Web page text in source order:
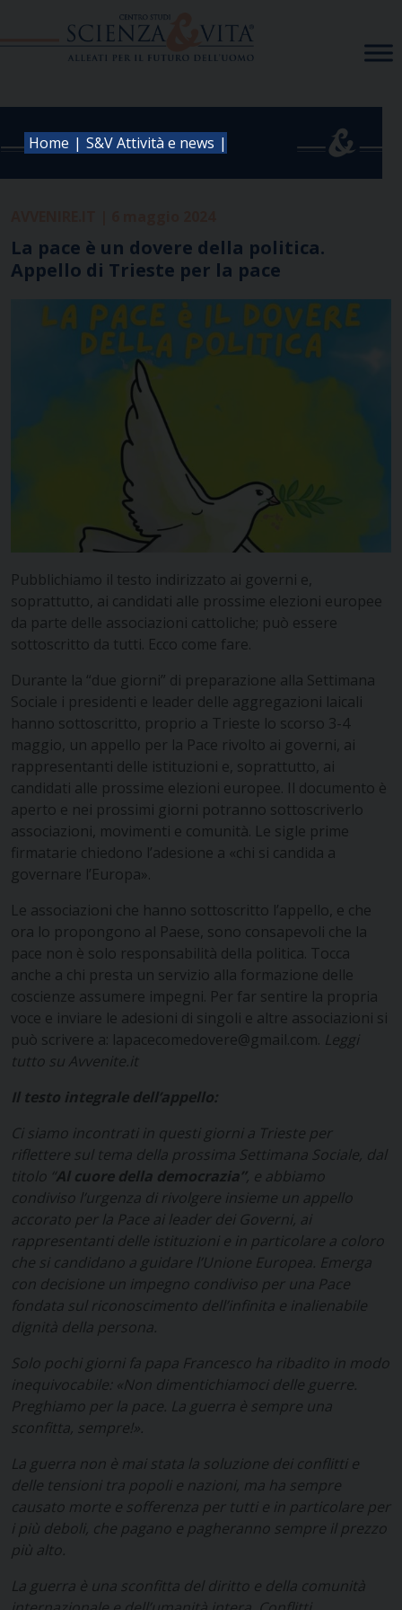
Home | S&V Attività e news |
La pace è un dovere della politica.
Appello di Trieste per la pace
Pubblichiamo il testo indirizzato ai governi e,
soprattutto, ai candidati alle prossime elezioni europee
da parte delle associazioni cattoliche; può essere
sottoscritto da tutti. Ecco come fare.
Durante la “due giorni” di preparazione alla Settimana
Sociale i presidenti e leader delle aggregazioni laicali
hanno sottoscritto, proprio a Trieste lo scorso 3-4
maggio, un appello per la Pace rivolto ai governi, ai
rappresentanti delle istituzioni e, soprattutto, ai
candidati alle prossime elezioni europee. Il documento è
aperto e nei prossimi giorni potranno sottoscriverlo
associazioni, movimenti e comunità. Le sigle prime
firmatarie chiedono l’adesione a «chi si candida a
governare l’Europa».
Le associazioni che hanno sottoscritto l’appello, e che
ora lo propongono al Paese, sono consapevoli che la
pace non è solo responsabilità della politica. Tocca
anche a chi presta un servizio alla formazione delle
coscienze assumere impegni. Per far sentire la propria
voce e inviare le adesioni di singoli e altre associazioni si
può scrivere a: lapacecomedovere@gmail.com. Leggi
tutto su Avvenite.it
Il testo integrale dell’appello:
Ci siamo incontrati in questi giorni a Trieste per
riflettere sul tema della prossima Settimana Sociale, dal
titolo “Al cuore della democrazia”, e abbiamo
condiviso l’urgenza di rivolgere insieme un appello
accorato per la Pace ai leader dei Governi, ai
rappresentanti delle istituzioni e in particolare a coloro
che si candidano a guidare l’Unione Europea. Emerga
con decisione un impegno condiviso per una Pace
fondata sul riconoscimento dell’infinita e inalienabile
dignità della persona.
Solo pochi giorni fa papa Francesco ha ribadito in modo
inequivocabile: «Non dimentichiamoci delle guerre.
Preghiamo per la pace. La guerra è sempre una
sconfitta, sempre!».
La guerra non è mai stata la soluzione dei conflitti e
delle tensioni tra popoli e nazioni, ma ha sempre
causato morte e sofferenza per tutti e in particolare per
i più deboli, che pagano e pagheranno sempre il prezzo
più alto.
La guerra è una sconfitta del diritto e della comunità